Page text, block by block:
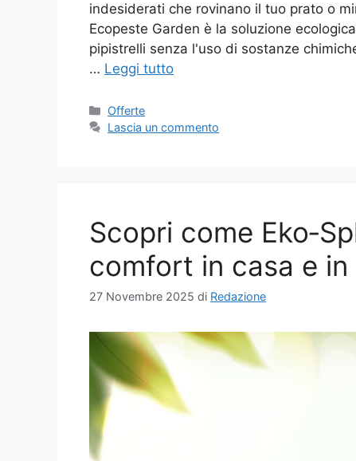
indesiderati che rovinano il tuo prato o
Ecopeste Garden è la soluzione
pipistrelli senza l'uso di sostanze
… Leggi tutto
Categorie
Offerte
Lascia un commento
Scopri come
comfort in casa e
27 Novembre 2025 di Redazione